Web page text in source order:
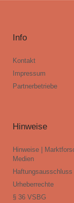
Info
Kontakt
Impressum
Partnerbetriebe
Hinweise
Hinweise |
Medien
Haftungsausschluss
Urheberrechte
§ 36 VSBG